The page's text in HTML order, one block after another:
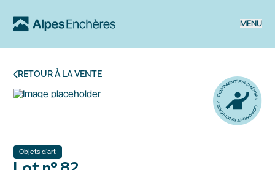
MENU
RETOUR À LA VENTE
Objets d'art